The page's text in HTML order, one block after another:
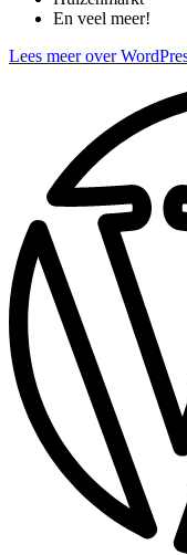
En veel meer!
Lees meer over